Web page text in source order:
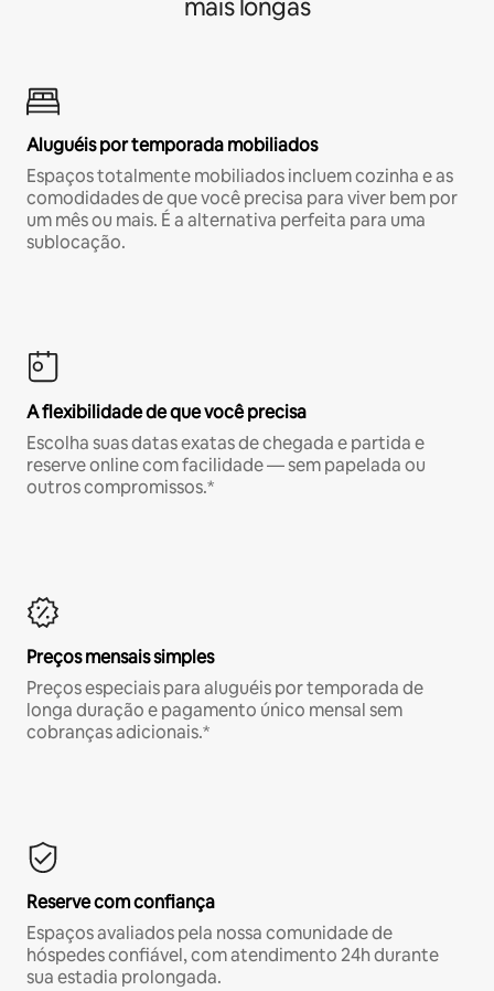
mais longas
Aluguéis por temporada mobiliados
Espaços totalmente mobiliados incluem cozinha e as
comodidades de que você precisa para viver bem por
um mês ou mais. É a alternativa perfeita para uma
sublocação.
A flexibilidade de que você precisa
Escolha suas datas exatas de chegada e partida e
reserve online com facilidade — sem papelada ou
outros compromissos.*
Preços mensais simples
Preços especiais para aluguéis por temporada de
longa duração e pagamento único mensal sem
cobranças adicionais.*
Reserve com confiança
Espaços avaliados pela nossa comunidade de
hóspedes confiável, com atendimento 24h durante
sua estadia prolongada.